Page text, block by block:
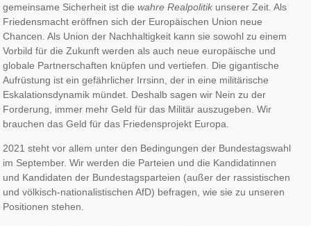
gemeinsame Sicherheit ist diewahre Realpolitik unserer Zeit. Als
Friedensmacht eröffnen sich der Europäischen Union neue
Chancen. Als Union der Nachhaltigkeit kann sie sowohl zu einem
Vorbild für die Zukunft werden als auch neue europäische und
globale Partnerschaften knüpfen und vertiefen. Die gigantische
Aufrüstung ist ein gefährlicher Irrsinn, der in eine militärische
Eskalationsdynamik mündet. Deshalb sagen wir Nein zu der
Forderung, immer mehr Geld für das Militär auszugeben. Wir
brauchen das Geld für das Friedensprojekt Europa.
2021 steht vor allem unter den Bedingungen der Bundestagswahl
im September. Wir werden die Parteien und die Kandidatinnen
und Kandidaten der Bundestagsparteien (außer der rassistischen
und völkisch-nationalistischen AfD) befragen, wie sie zu unseren
Positionen stehen.